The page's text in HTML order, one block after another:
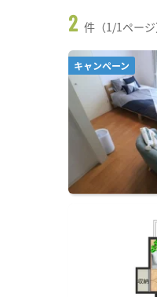
2 件（1/1ページ
キャンペーン